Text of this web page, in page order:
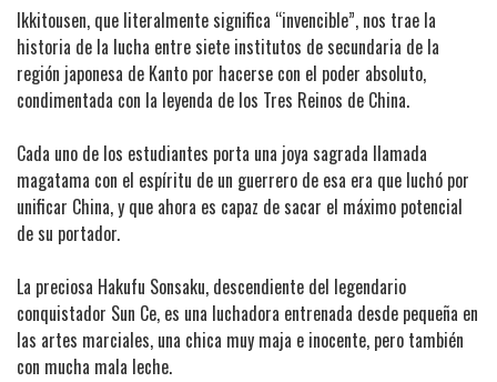
Ikkitousen, que literalmente significa “invencible”, nos trae la
historia de la lucha entre siete institutos de secundaria de la
región japonesa de Kanto por hacerse con el poder absoluto,
condimentada con la leyenda de los Tres Reinos de China.
Cada uno de los estudiantes porta una joya sagrada llamada
magatama con el espíritu de un guerrero de esa era que luchó por
unificar China, y que ahora es capaz de sacar el máximo potencial
de su portador.
La preciosa Hakufu Sonsaku, descendiente del legendario
conquistador Sun Ce, es una luchadora entrenada desde pequeña en
las artes marciales, una chica muy maja e inocente, pero también
con mucha mala leche.